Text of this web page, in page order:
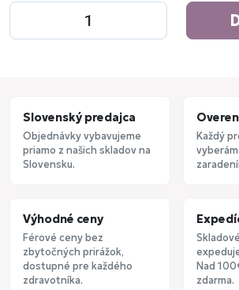
Slovenský predajca
Objednávky vybavujeme
priamo z našich skladov na
Slovensku.
Každý
Výhodné ceny
Férové ceny bez
zbytočných prirážok,
dostupné pre každého
zdravotníka.
Nad
zdarma.